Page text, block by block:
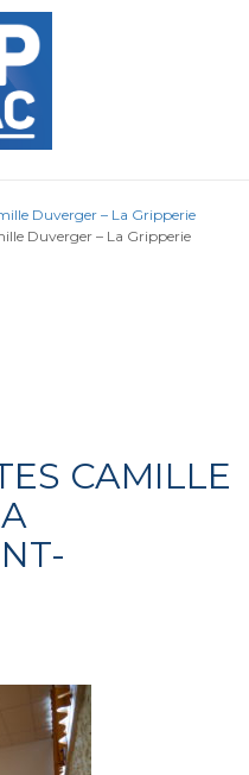
Duverger – La Gripperie
Duverger – La Gripperie
CAMILLE